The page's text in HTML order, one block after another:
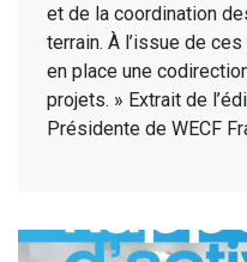
et de la coordination
terrain. À l’issue de
en place une
projets. » Extrait de
Présidente de WECF